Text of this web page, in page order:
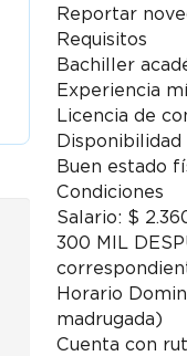
Reportar
Requisitos
Bachiller
Experiencia
Licencia de
Buen estado
Condiciones
Salario: $
300 MIL
Horario
madrugada)
Cuenta con